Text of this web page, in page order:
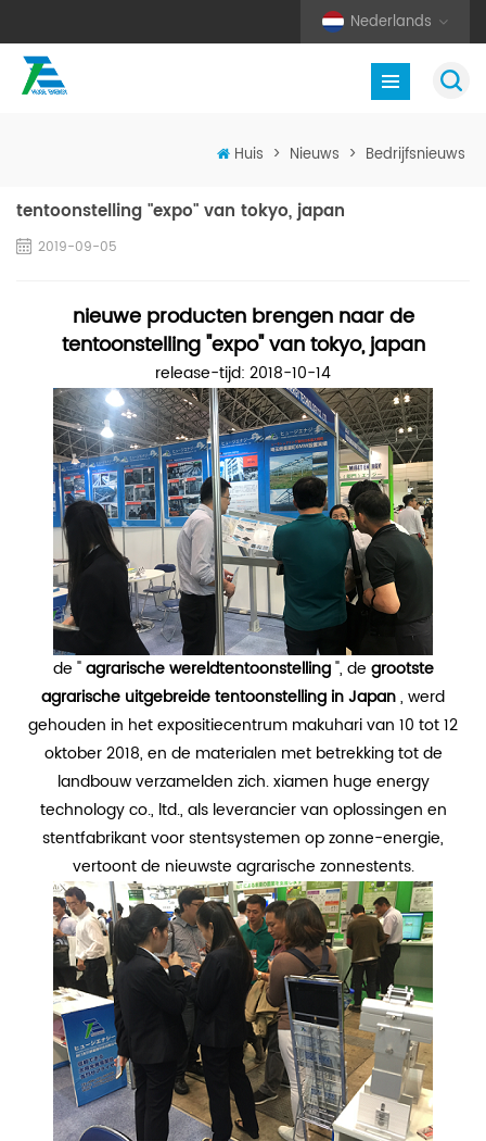
Nederlands
Huis > Nieuws > Bedrijfsnieuws
tentoonstelling "expo" van tokyo, japan
2019-09-05
nieuwe producten brengen naar de
tentoonstelling "expo" van tokyo, japan
release-tijd: 2018-10-14
de "agrarische wereldtentoonstelling", de grootste
agrarische uitgebreide tentoonstelling in Japan, werd
gehouden in het expositiecentrum makuhari van 10 tot 12
oktober 2018, en de materialen met betrekking tot de
landbouw verzamelden zich. xiamen huge energy
technology co., ltd., als leverancier van oplossingen en
stentfabrikant voor stentsystemen op zonne-energie,
vertoont de nieuwste agrarische zonnestents.